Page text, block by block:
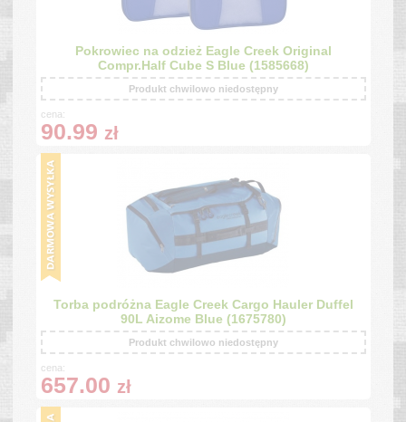
Pokrowiec na odzież Eagle Creek Original
Compr.Half Cube S Blue (1585668)
Produkt chwilowo niedostępny
cena:
90.99 zł
Torba podróżna Eagle Creek Cargo Hauler Duffel
90L Aizome Blue (1675780)
Produkt chwilowo niedostępny
cena:
657.00 zł